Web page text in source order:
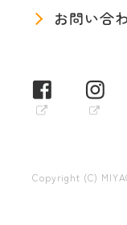
お問い合
Copyright (C)